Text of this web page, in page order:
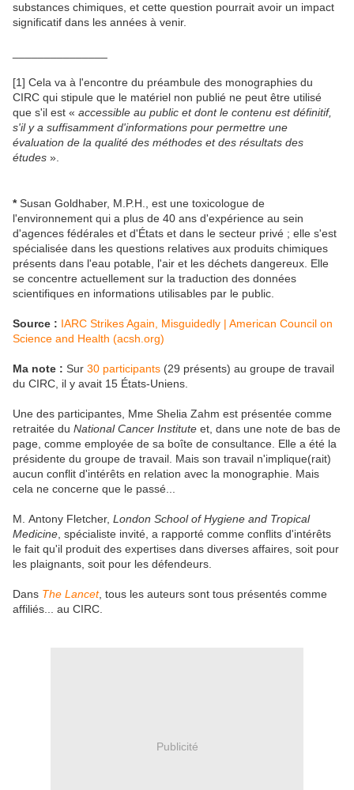
substances chimiques, et cette question pourrait avoir un impact
significatif dans les années à venir.
[1] Cela va à l'encontre du préambule des monographies du
CIRC qui stipule que le matériel non publié ne peut être utilisé
que s'il est « accessible au public et dont le contenu est définitif,
s'il y a suffisamment d'informations pour permettre une
évaluation de la qualité des méthodes et des résultats des
études ».
*Susan Goldhaber, M.P.H., est une toxicologue de
l'environnement qui a plus de 40 ans d'expérience au sein
d'agences fédérales et d'États et dans le secteur privé ; elle s'est
spécialisée dans les questions relatives aux produits chimiques
présents dans l'eau potable, l'air et les déchets dangereux. Elle
se concentre actuellement sur la traduction des données
scientifiques en informations utilisables par le public.
Source : IARC Strikes Again, Misguidedly | American Council on
Science and Health (acsh.org)
Ma note : Sur 30 participants (29 présents) au groupe de travail
du CIRC, il y avait 15 États-Uniens.
Une des participantes, Mme Shelia Zahm est présentée comme
retraitée du National Cancer Institute et, dans une note de bas de
page, comme employée de sa boîte de consultance. Elle a été la
présidente du groupe de travail. Mais son travail n'implique(rait)
aucun conflit d'intérêts en relation avec la monographie. Mais
cela ne concerne que le passé...
M. Antony Fletcher, London School of Hygiene and Tropical
Medicine, spécialiste invité, a rapporté comme conflits d'intérêts
le fait qu'il produit des expertises dans diverses affaires, soit pour
les plaignants, soit pour les défendeurs.
Dans The Lancet, tous les auteurs sont tous présentés comme
affiliés... au CIRC.
Publicité